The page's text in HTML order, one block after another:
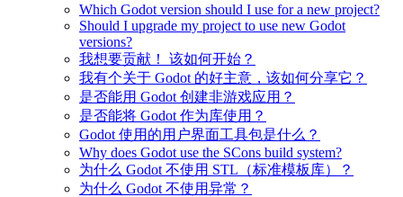
Which Godot version should I use for a new project?
Should I upgrade my project to use new Godot
versions?
我想要贡献！ 该如何开始？
我有个关于 Godot 的好主意，该如何分享它？
是否能用 Godot 创建非游戏应用？
是否能将 Godot 作为库使用？
Godot 使用的用户界面工具包是什么？
Why does Godot use the SCons build system?
为什么 Godot 不使用 STL（标准模板库）？
为什么 Godot 不使用异常？